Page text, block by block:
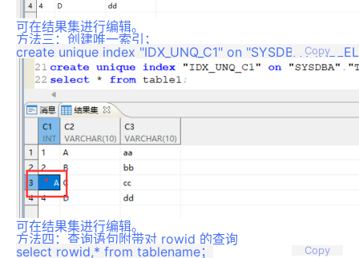
可在结果集进行编辑。
方法三：创建唯一索引；
Copy
可在结果集进行编辑。
方法四：查询语句附带对 rowid 的查询
Copy